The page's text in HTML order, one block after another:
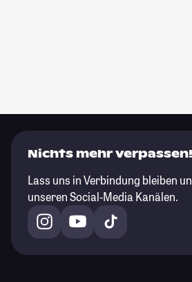
Nichts mehr verpassen!
Lass uns in Verbindung bleiben
unseren Social-Media Kanälen.